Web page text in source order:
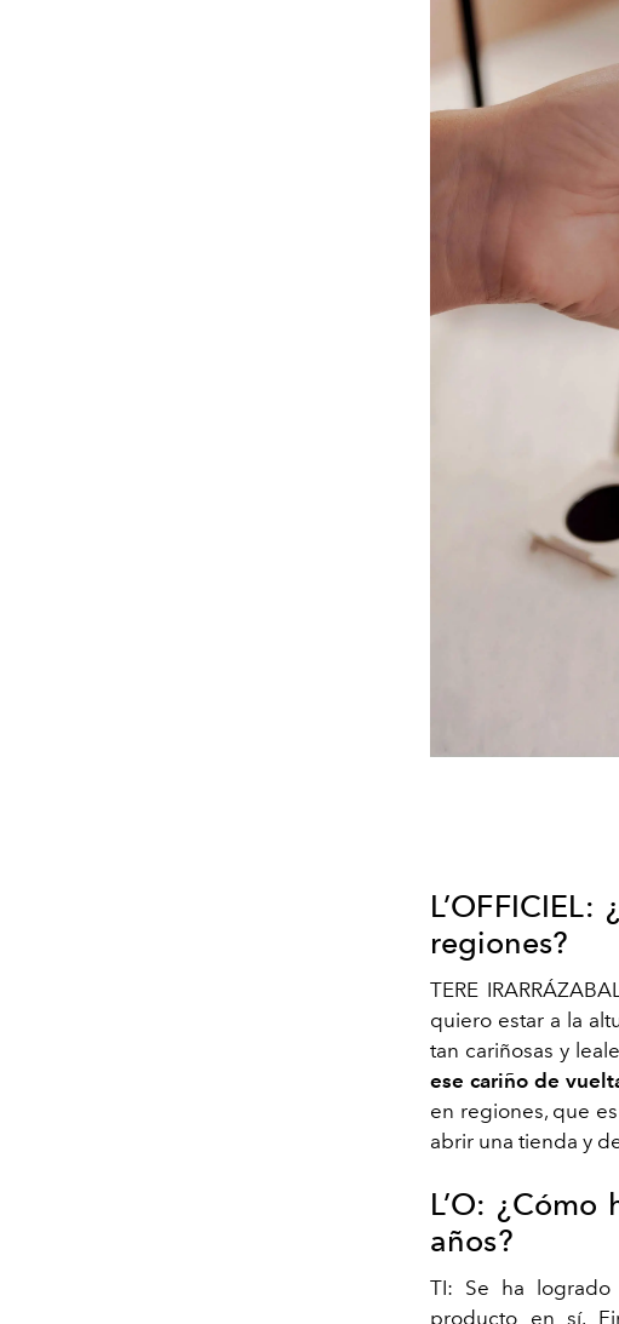
regiones?
TERE
quiero estar a la
tan cariñosas y
ese cariño de
en regiones, que
abrir una tienda y
L’O:
años?
TI: Se ha
producto en sí.